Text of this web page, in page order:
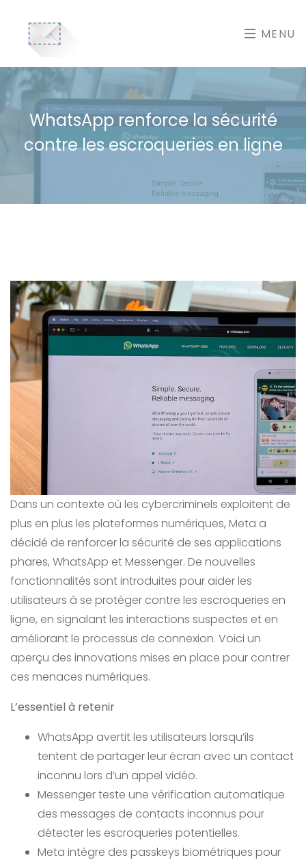
MENU
WhatsApp renforce la sécurité
contre les escroqueries en ligne
Dans un contexte où les cybercriminels exploitent de
plus en plus les plateformes numériques, Meta a
décidé de renforcer la sécurité de ses applications
phares, WhatsApp et Messenger. De nouvelles
fonctionnalités sont introduites pour aider les
utilisateurs à se protéger contre les escroqueries en
ligne, en signalant les interactions suspectes et en
améliorant le processus de connexion. Voici un
aperçu des innovations mises en place pour contrer
ces menaces numériques.
L’essentiel à retenir
WhatsApp avertit les utilisateurs lorsqu’ils
tentent de partager leur écran avec un contact
inconnu lors d’un appel vidéo.
Messenger teste une vérification automatique
des messages de contacts inconnus pour
détecter les escroqueries potentielles.
Meta intègre des passkeys biométriques pour